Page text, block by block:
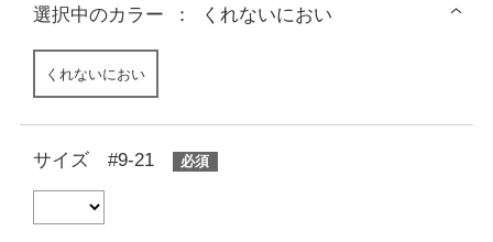
選択中のカラー ： くれないにおい
くれないにおい
サイズ #9-21